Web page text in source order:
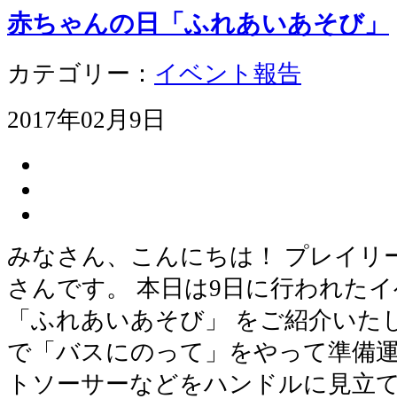
赤ちゃんの日「ふれあいあそび」
カテゴリー： イベント報告
2017年02月9日
みなさん、こんにちは！ プレイリ
さんです。 本日は9日に行われた
「ふれあいあそび」 をご紹介い
で「バスにのって」をやって準備
トソーサーなどをハンドルに見立